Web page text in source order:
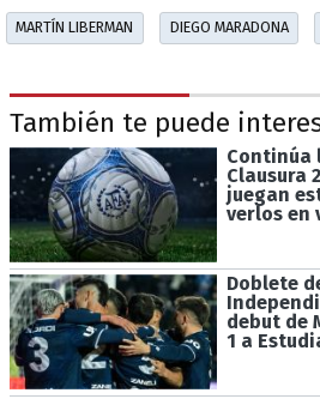
MARTÍN LIBERMAN DIEGO MARADONA
También te puede
Continúa
Clausura
juegan
verlos en
Doblete
debut de
1 a